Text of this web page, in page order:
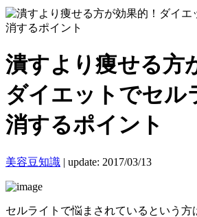
潰すより痩せる方
ダイエットでセル
消するポイント
美容豆知識 | update: 2017/03/13
セルライトで悩まされているという方